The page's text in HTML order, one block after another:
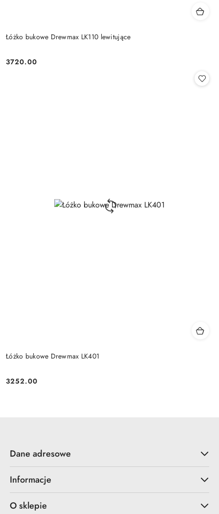
Łóżko bukowe Drewmax LK110 lewitujące
Cena:
3720.00
Łóżko bukowe Drewmax LK401
Cena:
3252.00
Dane adresowe
Informacje
O sklepie